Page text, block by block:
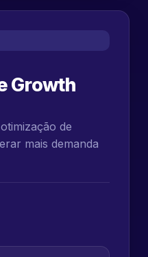
Growth
de
mais demanda